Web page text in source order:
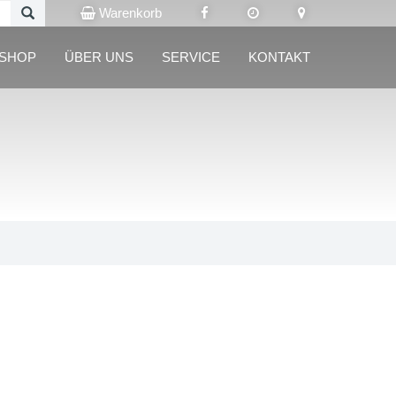
Warenkorb
ÜBER UNS SERVICE KONTAKT